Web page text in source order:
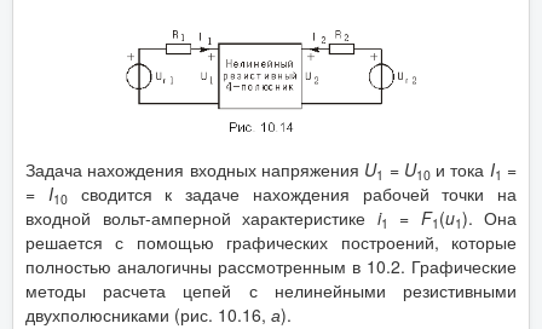
Задача нахождения входных напряжения U1 = U10и тока I1 =
= I10сводится к задаче нахождения рабочей точки на
входной вольт-амперной характеристике i1 = F1 (u1). Она
решается с помощью графических построений, которые
полностью аналогичны рассмотренным в 10.2. Графические
методы расчета цепей с нелинейными резистивными
двухполюсниками (рис. 10.16, а).